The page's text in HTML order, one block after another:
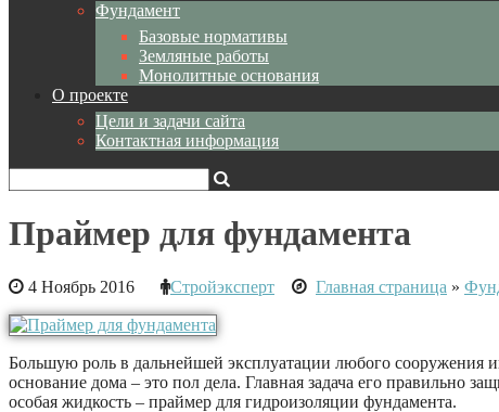
Фундамент
Базовые нормативы
Земляные работы
Монолитные основания
О проекте
Цели и задачи сайта
Контактная информация
Праймер для фундамента
4 Ноябрь 2016 Стройэксперт Главная страница »
Большую роль в дальнейшей эксплуатации любого сооружения
основание дома – это пол дела. Главная задача его правильно
особая жидкость – праймер для гидроизоляции фундамента.